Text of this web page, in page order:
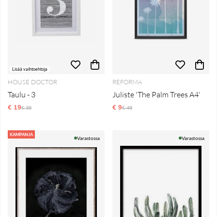
Lisää vaihtoehtoja
HOUSE DOCTOR
Taulu - 3
€ 19Normaali hinta
€ 39
REFORMA
Juliste 'The Palm Trees A4'
€ 9Normaali hinta
€ 49
KAMPANJA
Varastossa Varastossa